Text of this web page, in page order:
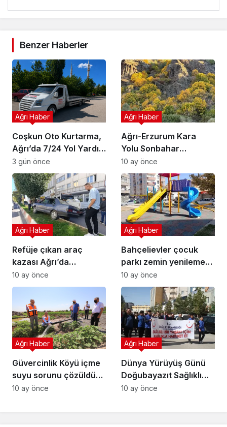
Benzer Haberler
Coşkun Oto Kurtarma,
Ağrı’da 7/24 Yol Yardım
Hizmeti Sunuyor
Ağrı Haber
3 gün önce
Ağrı-Erzurum Kara
Yolu Sonbahar
Renklerinin Büyüsü
Ağrı Haber
10 ay önce
Refüje çıkan araç
kazası Ağrı’da
direksiyon kaybı
Ağrı Haber
10 ay önce
Bahçelievler çocuk
parkı zemin yenileme
güvenli oyun alanı
Ağrı Haber
10 ay önce
Güvercinlik Köyü içme
suyu sorunu çözüldü
yeni kaynak bulundu
Ağrı Haber
10 ay önce
Dünya Yürüyüş Günü
Doğubayazıt Sağlıklı
yaşam yürüyüşü
Ağrı Haber
10 ay önce